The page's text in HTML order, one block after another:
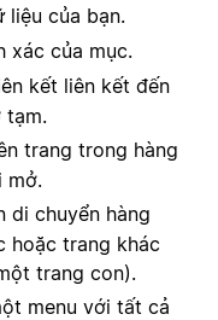
liệu của bạn.
xác của mục.
kết liên kết đến
tạm.
trang trong hàng
mở.
di chuyển hàng
hoặc trang khác
trang con).
menu với tất cả